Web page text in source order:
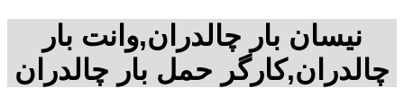
نیسان بار چالدران,وانت بار
چالدران,کارگر حمل بار چالدران